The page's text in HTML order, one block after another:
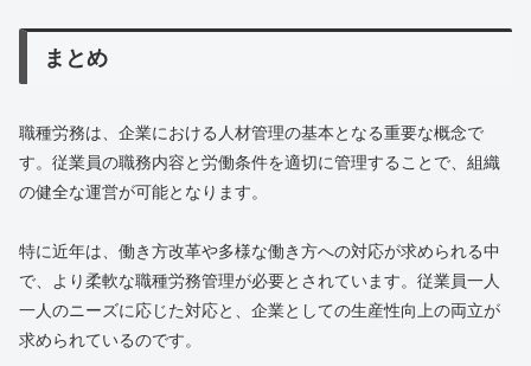
まとめ
職種労務は、企業における人材管理の基本となる重要な概念で
す。従業員の職務内容と労働条件を適切に管理することで、組織
の健全な運営が可能となります。
特に近年は、働き方改革や多様な働き方への対応が求められる中
で、より柔軟な職種労務管理が必要とされています。従業員一人
一人のニーズに応じた対応と、企業としての生産性向上の両立が
求められているのです。